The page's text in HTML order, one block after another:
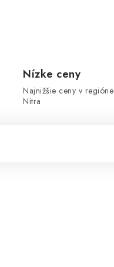
Nízke ceny
Najnižšie ceny v regióne
Nitra